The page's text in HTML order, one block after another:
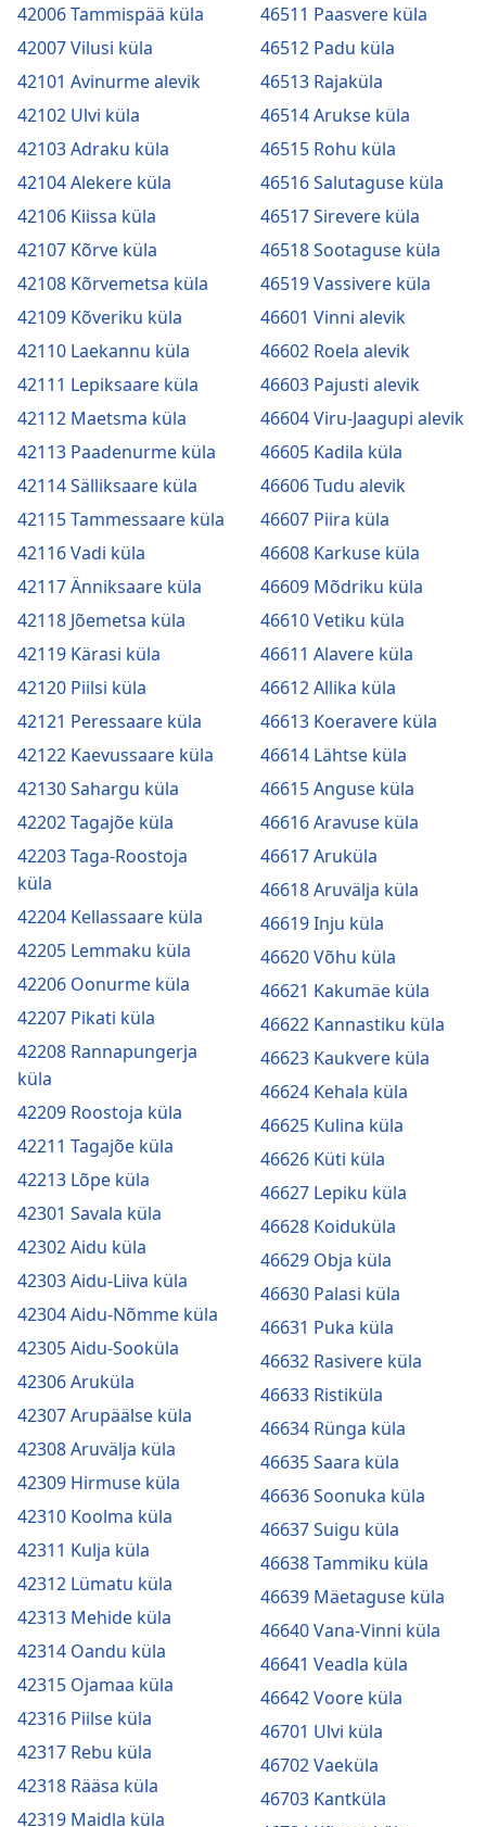
42006 Tammispää küla
42007 Vilusi küla
42101 Avinurme alevik
42102 Ulvi küla
42103 Adraku küla
42104 Alekere küla
42106 Kiissa küla
42107 Kõrve küla
42108 Kõrvemetsa küla
42109 Kõveriku küla
42110 Laekannu küla
42111 Lepiksaare küla
42112 Maetsma küla
42113 Paadenurme küla
42114 Sälliksaare küla
42115 Tammessaare küla
42116 Vadi küla
42117 Änniksaare küla
42118 Jõemetsa küla
42119 Kärasi küla
42120 Piilsi küla
42121 Peressaare küla
42122 Kaevussaare küla
42130 Sahargu küla
42202 Tagajõe küla
42203 Taga-Roostoja
küla
42204 Kellassaare küla
42205 Lemmaku küla
42206 Oonurme küla
42207 Pikati küla
42208 Rannapungerja
küla
42209 Roostoja küla
42211 Tagajõe küla
42213 Lõpe küla
42301 Savala küla
42302 Aidu küla
42303 Aidu-Liiva küla
42304 Aidu-Nõmme küla
42305 Aidu-Sooküla
42306 Aruküla
42307 Arupäälse küla
42308 Aruvälja küla
42309 Hirmuse küla
42310 Koolma küla
42311 Kulja küla
42312 Lümatu küla
42313 Mehide küla
42314 Oandu küla
42315 Ojamaa küla
42316 Piilse küla
42317 Rebu küla
42318 Rääsa küla
42319 Maidla küla
46511 Paasvere küla
46512 Padu küla
46513 Rajaküla
46514 Arukse küla
46515 Rohu küla
46516 Salutaguse küla
46517 Sirevere küla
46518 Sootaguse küla
46519 Vassivere küla
46601 Vinni alevik
46602 Roela alevik
46603 Pajusti alevik
46604 Viru-Jaagupi alevik
46605 Kadila küla
46606 Tudu alevik
46607 Piira küla
46608 Karkuse küla
46609 Mõdriku küla
46610 Vetiku küla
46611 Alavere küla
46612 Allika küla
46613 Koeravere küla
46614 Lähtse küla
46615 Anguse küla
46616 Aravuse küla
46617 Aruküla
46618 Aruvälja küla
46619 Inju küla
46620 Võhu küla
46621 Kakumäe küla
46622 Kannastiku küla
46623 Kaukvere küla
46624 Kehala küla
46625 Kulina küla
46626 Küti küla
46627 Lepiku küla
46628 Koiduküla
46629 Obja küla
46630 Palasi küla
46631 Puka küla
46632 Rasivere küla
46633 Ristiküla
46634 Rünga küla
46635 Saara küla
46636 Soonuka küla
46637 Suigu küla
46638 Tammiku küla
46639 Mäetaguse küla
46640 Vana-Vinni küla
46641 Veadla küla
46642 Voore küla
46701 Ulvi küla
46702 Vaeküla
46703 Kantküla